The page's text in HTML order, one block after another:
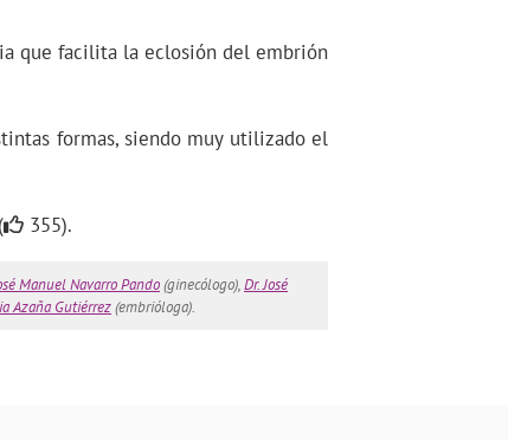
que facilita la eclosión del embrión
formas, siendo muy utilizado el
( 355).
Manuel Navarro Pando(ginecólogo),Dr. José
Azaña Gutiérrez(embrióloga).